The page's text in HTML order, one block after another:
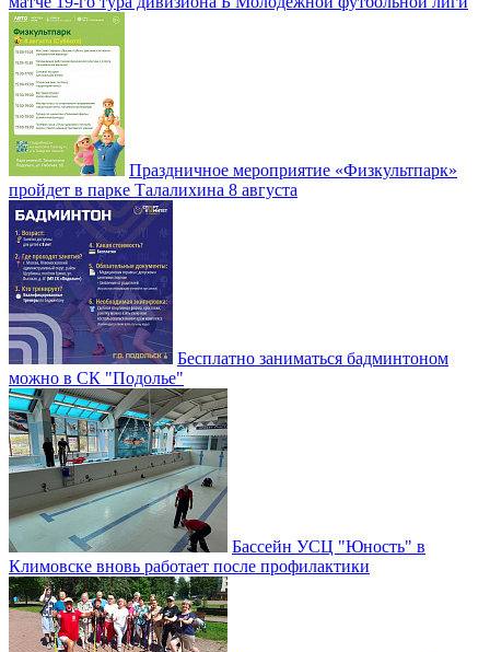
Праздничное мероприятие «Физкультпарк»
пройдет в парке Талалихина 8 августа
Бесплатно заниматься бадминтоном
можно в СК "Подолье"
Бассейн УСЦ "Юность" в
Климовске вновь работает после профилактики